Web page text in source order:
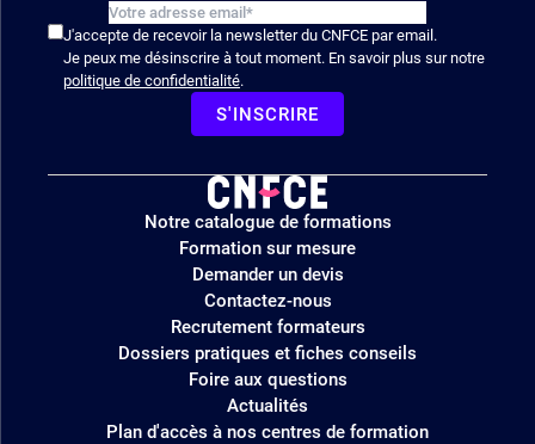
J'accepte de recevoir la newsletter du CNFCE par email.
Je peux me désinscrire à tout moment. En savoir plus sur notre
politique de confidentialité.
S'INSCRIRE
Logo
site
Notre catalogue de formations
Formation sur mesure
Demander un devis
Contactez-nous
Recrutement formateurs
Dossiers pratiques et fiches conseils
Foire aux questions
Actualités
Plan d'accès à nos centres de formation